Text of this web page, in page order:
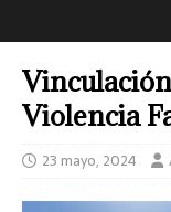
Violencia
23 mayo, 2024